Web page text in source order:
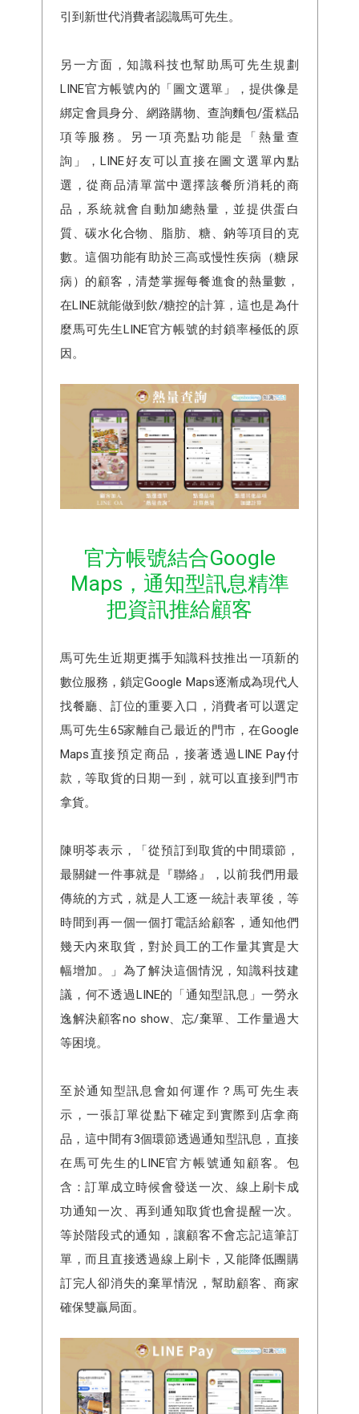
引到新世代消費者認識馬可先生。
另一方面，知識科技也幫助馬可先生規劃
LINE官方帳號內的「圖文選單」，提供像是
綁定會員身分、網路購物、查詢麵包/蛋糕品
項等服務。另一項亮點功能是「熱量查
詢」，LINE好友可以直接在圖文選單內點
選，從商品清單當中選擇該餐所消耗的商
品，系統就會自動加總熱量，並提供蛋白
質、碳水化合物、脂肪、糖、鈉等項目的克
數。這個功能有助於三高或慢性疾病（糖尿
病）的顧客，清楚掌握每餐進食的熱量數，
在LINE就能做到飲/糖控的計算，這也是為什
麼馬可先生LINE官方帳號的封鎖率極低的原
因。
官方帳號結合Google
Maps，通知型訊息精準
把資訊推給顧客
馬可先生近期更攜手知識科技推出一項新的
數位服務，鎖定Google Maps逐漸成為現代人
找餐廳、訂位的重要入口，消費者可以選定
馬可先生65家離自己最近的門市，在Google
Maps直接預定商品，接著透過LINE Pay付
款，等取貨的日期一到，就可以直接到門市
拿貨。
陳明苓表示，「從預訂到取貨的中間環節，
最關鍵一件事就是『聯絡』，以前我們用最
傳統的方式，就是人工逐一統計表單後，等
時間到再一個一個打電話給顧客，通知他們
幾天內來取貨，對於員工的工作量其實是大
幅增加。」為了解決這個情況，知識科技建
議，何不透過LINE的「通知型訊息」一勞永
逸解決顧客no show、忘/棄單、工作量過大
等困境。
至於通知型訊息會如何運作？馬可先生表
示，一張訂單從點下確定到實際到店拿商
品，這中間有3個環節透過通知型訊息，直接
在馬可先生的LINE官方帳號通知顧客。包
含：訂單成立時候會發送一次、線上刷卡成
功通知一次、再到通知取貨也會提醒一次。
等於階段式的通知，讓顧客不會忘記這筆訂
單，而且直接透過線上刷卡，又能降低團購
訂完人卻消失的棄單情況，幫助顧客、商家
確保雙贏局面。